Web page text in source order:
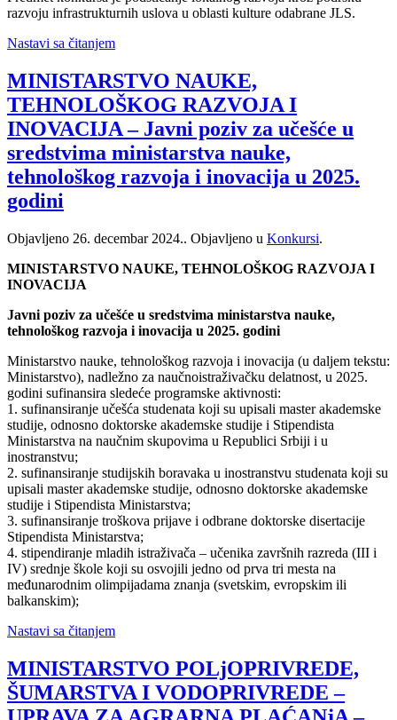
razvoju infrastrukturnih uslova u oblasti kulture odabrane JLS.
Nastavi sa čitanjem
MINISTARSTVO NAUKE,
TEHNOLOŠKOG RAZVOJA I
INOVACIJA – Javni poziv za učešće u
sredstvima ministarstva nauke,
tehnološkog razvoja i inovacija u 2025.
godini
Objavljeno 26. decembar 2024.. Objavljeno u Konkursi.
MINISTARSTVO NAUKE, TEHNOLOŠKOG RAZVOJA I
INOVACIJA
Javni poziv za učešće u sredstvima ministarstva nauke,
tehnološkog razvoja i inovacija u 2025. godini
Ministarstvo nauke, tehnološkog razvoja i inovacija (u daljem tekstu:
Ministarstvo), nadležno za naučnoistraživačku delatnost, u 2025.
godini sufinansira sledeće programske aktivnosti:
1. sufinansiranje učešća studenata koji su upisali master akademske
studije, odnosno doktorske akademske studije i Stipendista
Ministarstva na naučnim skupovima u Republici Srbiji i u
inostranstvu;
2. sufinansiranje studijskih boravaka u inostranstvu studenata koji su
upisali master akademske studije, odnosno doktorske akademske
studije i Stipendista Ministarstva;
3. sufinansiranje troškova prijave i odbrane doktorske disertacije
Stipendista Ministarstva;
4. stipendiranje mladih istraživača – učenika završnih razreda (III i
IV) srednje škole koji su osvojili jedno od prva tri mesta na
međunarodnim olimpijadama znanja (svetskim, evropskim ili
balkanskim);
Nastavi sa čitanjem
MINISTARSTVO POLjOPRIVREDE,
ŠUMARSTVA I VODOPRIVREDE –